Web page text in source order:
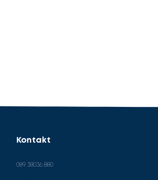
Kontakt
089 38036 880